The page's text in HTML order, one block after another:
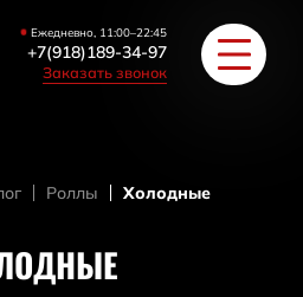
Ежедневно, 11:00–22:45
+7(918)189-34-97
Заказать звонок
Роллы Холодные